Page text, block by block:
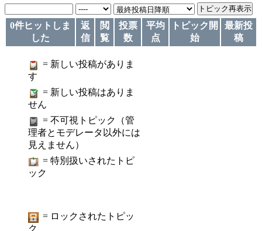
0件ヒットしま
した
返
信
閲
覧
投票
数
平均
点
トピック開
始
最新投
稿
= 新しい投稿がありま
す
= 新しい投稿はありま
せん
= 不可視トピック（管
理者とモデレータ以外には
見えません）
= 特別扱いされたトピ
ック
= ロックされたトピッ
ク